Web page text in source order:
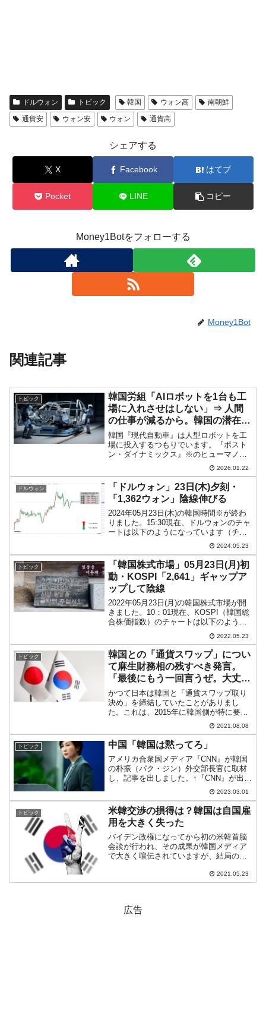
ドルウォン トピック 韓国 ウォン高
南朝鮮
通貨安
ウォン安 ウォン 通貨高
シェアする
X Facebook はてブ
Pocket LINE コピー
Money1Botをフォローする
Money1Bot
関連記事
トピック
韓国労組「AIロボットを1台も工
場に入れさせはしない」⇒ 人間
の仕事が減るから。韓国の潜在成
長率が向上しないのも当然。
韓国『現代自動車』は人型ロボットを工
場に投入するつもりでいます。『ボスト
ン・ダイナミックス』※のヒューマノイ
ドロボット・アトラスです。※『現代自
動車』が2020年12月ソフトバンク・グル
ープから約80％の持分を取得。『現代自
動車』は「CES...
2026.01.22
ドルウォン
「ドルウォン」23日(木)夕刻・
「1,362ウォン」陰線伸びる
2024年05月23日(木)の韓国時間※が終わ
りました。15:30現在、ドルウォンのチャ
ートは以下のようになっています（チャ
ートは『Investing.com』より引用）。陰
線が長くなりました。現在のところ「1ド
ル＝1,362ウォン」近辺の...
2024.05.23
トピック
「韓国株式市場」05月23日(月)初
動・KOSPI「2,641」ギャップア
ップして陰線
2022年05月23日(月)の韓国株式市場が開
きました。10：01現在、KOSPI（韓国総
合株価指数）のチャートは以下のように
『Investing.com』より引用）。ギャップ
アップして始まりましたが、現在のとこ
ろ陰...
2022.05.23
トピック
韓国との「通貨スワップ」につい
て麻生財務相の残すべき発言。
「最後にもう一回言うぜ。大丈夫
か？」
かつて日本は韓国と「通貨スワップ取り
決め」を締結していたことがありまし
た。これは、2015年に韓国側が特に要ら
ないといい、日本は渡りに船とばかりに
「ああそうですか」として終わることに
なりました。しかし、以降も折に触れて
韓国側は日本に再契約の...
2021.08.08
トピック 中国「韓国は黙ってろ」
アメリカ合衆国メディア『CNN』が韓国
の朴振（パク・ジン）外交部長官に取材
し、記事を出しました。↑『CNN』が出し
た朴振（パク・ジン）韓国外相へのイン
タビュー記事／スクリーンショット
「Exclusive: North Korea a ‘cl...
2023.03.01
トピック
米韓交渉の損得は？韓国は自国雇
用を大きく失った
バイデン政権になってから初の米韓首脳
会談が行われ、その成果が韓国メディア
で大きく喧伝されていますが、結局のと
ど得られなかったのではないでしょう
か。韓国は、バイデン政権の歓心を買う
2021.05.23
広告